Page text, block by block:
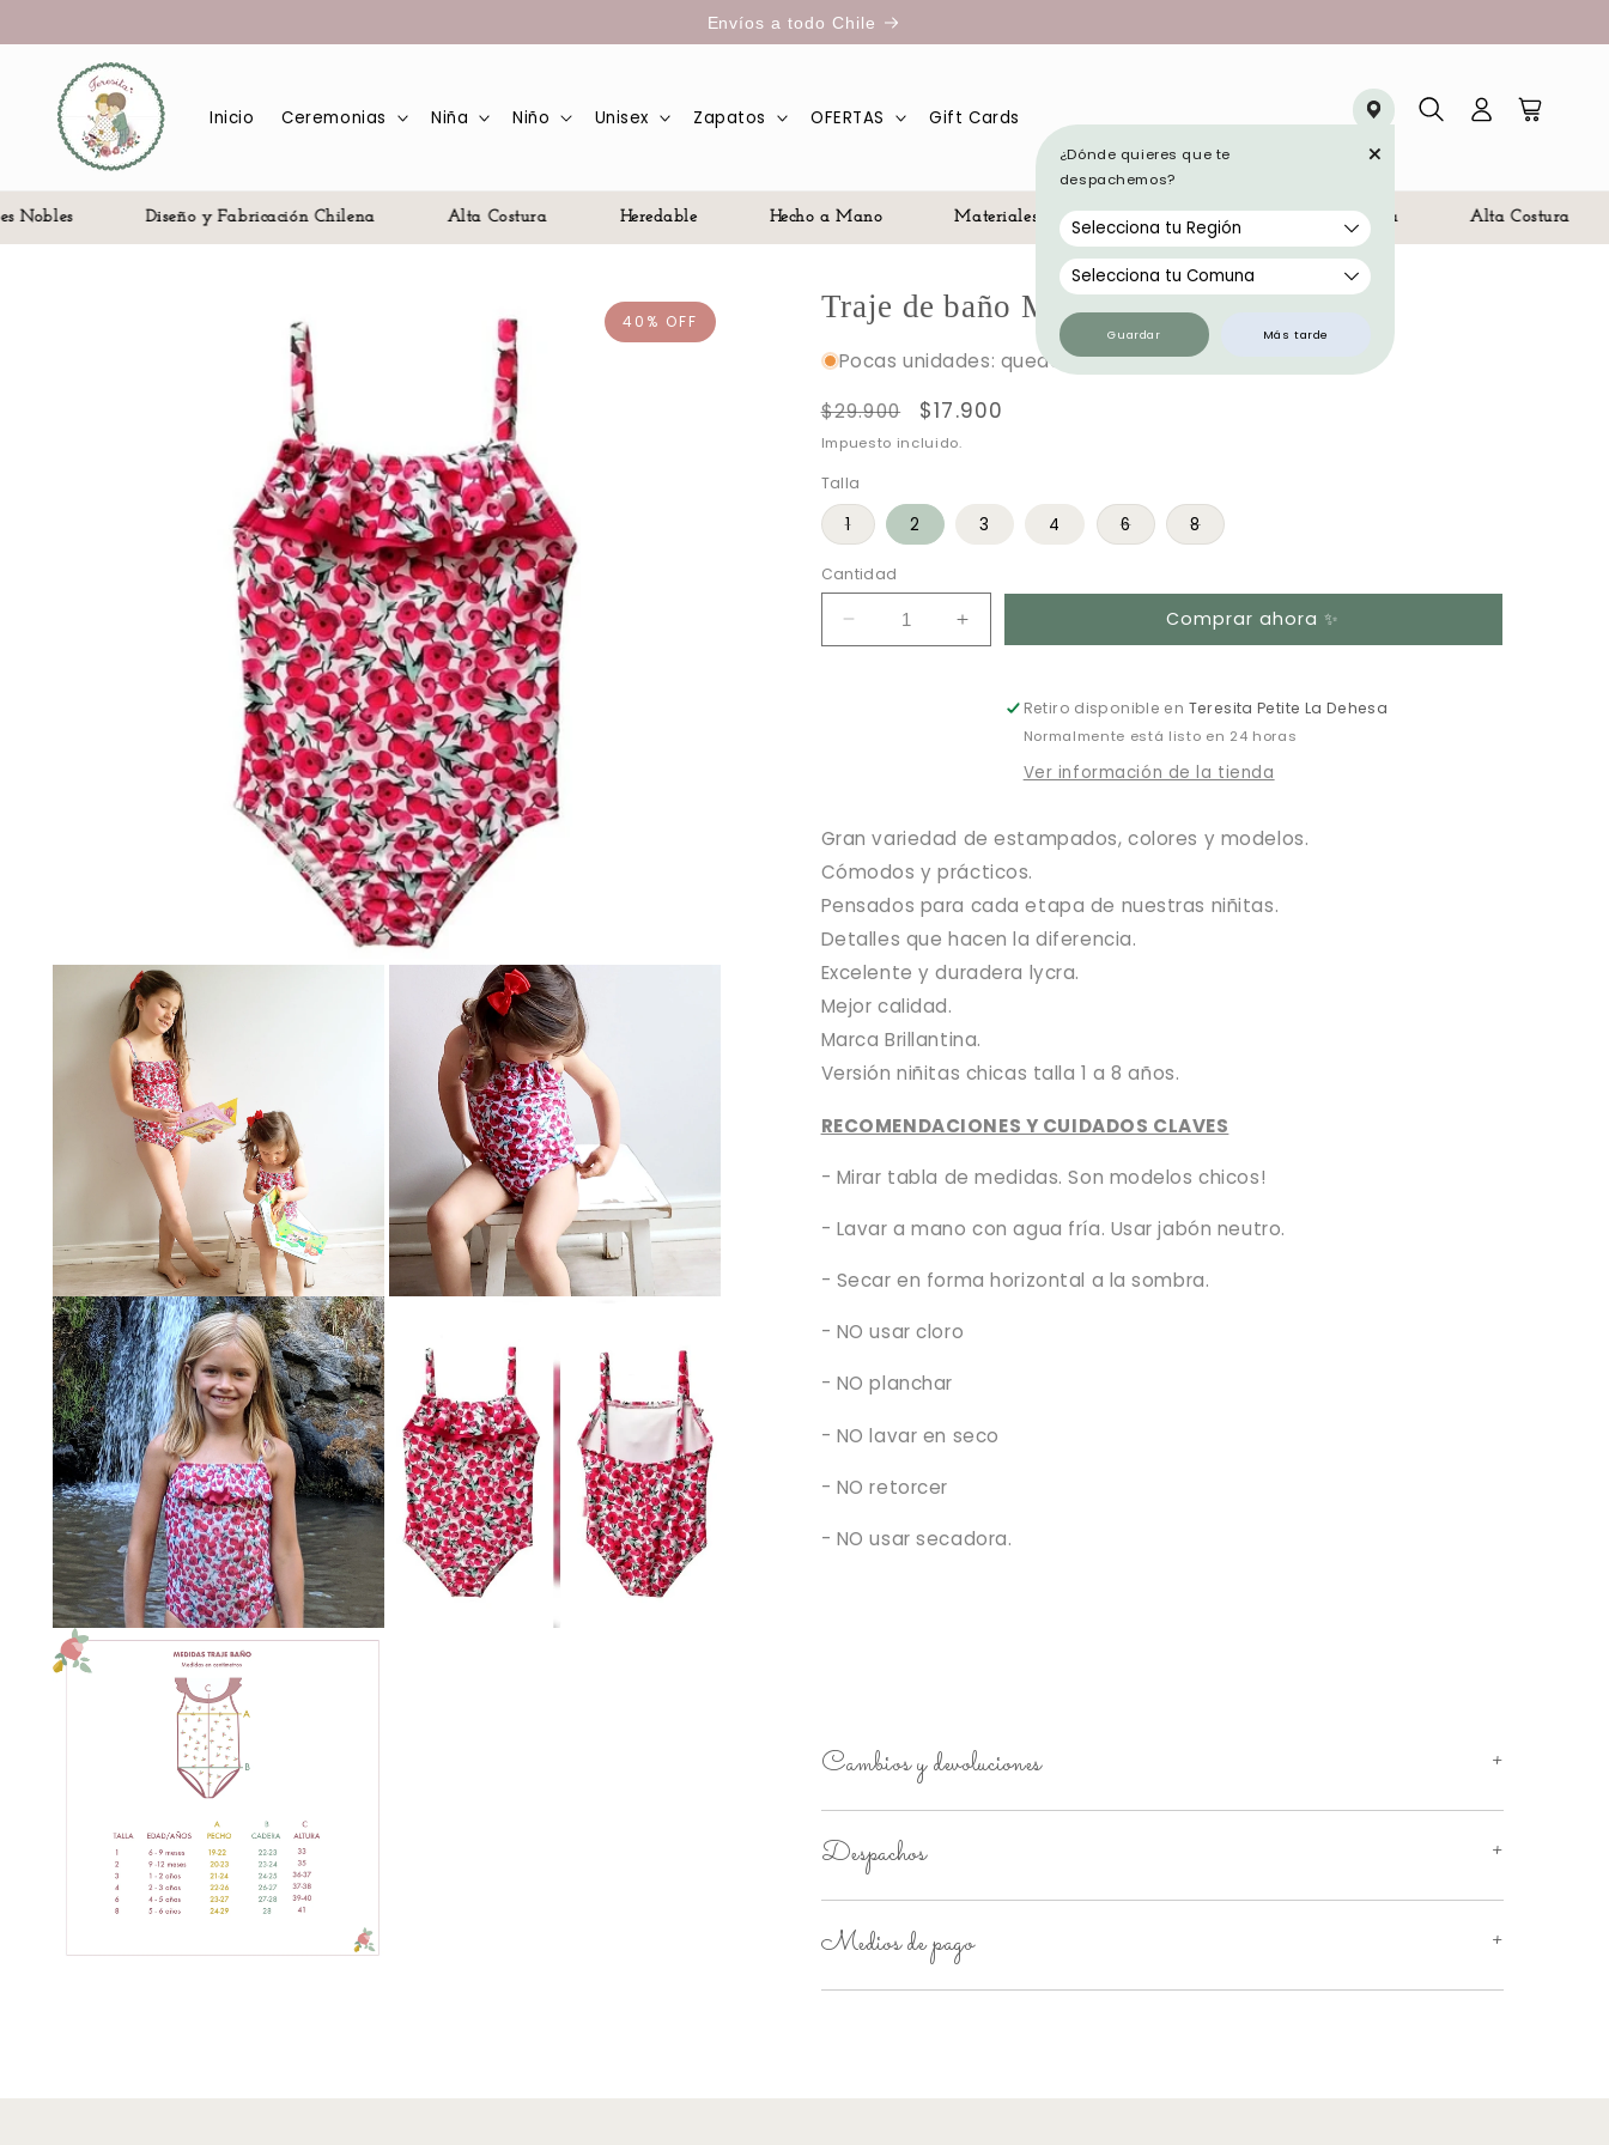
al contenido
Envíos a todo Chile
Inicio Ceremonias Niña Niño Unisex Zapatos OFERTAS Gift Cards
¿Dónde quieres que te
despachemos?
+
Guardar Más tarde
sesión
Diseño y Fabricación Chilena Alta Costura Heredable Hecho a Mano Materiales Nobles Diseño y Fabricación Chilena Alta Costura
40% OFF Traje de baño Margarita 387
Pocas unidades: quedan 2
Precio
habitual
$29.900
Precio
de
$17.900
Impuesto incluido.
Talla
1
Variante
o
no
disponible
2 3 4 6
Variante
disponible
8
Variante
disponible
Cantidad
Reducir
cantidad
Aumentar
cantidad
Margarita
Comprar ahora ✨
Retiro disponible en Teresita Petite La Dehesa
Normalmente está listo en 24 horas
Ver información de la tienda
Gran variedad de estampados, colores y modelos.
Cómodos y prácticos.
Pensados para cada etapa de nuestras niñitas.
Detalles que hacen la diferencia.
Excelente y duradera lycra.
Mejor calidad.
Marca Brillantina.
Versión niñitas chicas talla 1 a 8 años.
RECOMENDACIONES Y CUIDADOS CLAVES
- Mirar tabla de medidas. Son modelos chicos!
- Lavar a mano con agua fría. Usar jabón neutro.
- Secar en forma horizontal a la sombra.
- NO usar cloro
- NO planchar
- NO lavar en seco
- NO retorcer
- NO usar secadora.
Cambios y devoluciones
Despachos
Medios de pago